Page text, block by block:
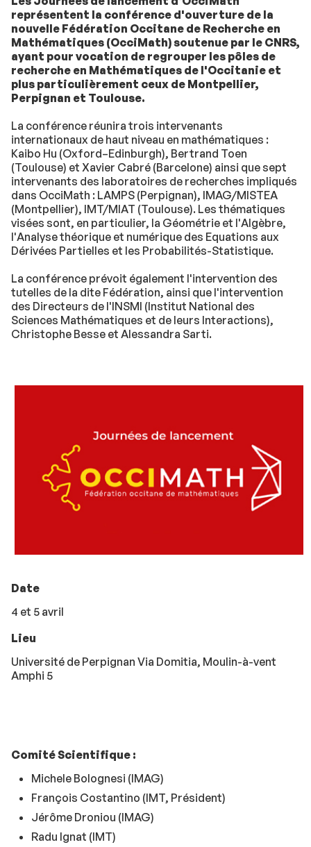
représentent la conférence d'ouverture de la
nouvelle Fédération Occitane de Recherche en
Mathématiques (OcciMath) soutenue par le CNRS,
ayant pour vocation de regrouper les pôles de
recherche en Mathématiques de l'Occitanie et
plus particulièrement ceux de Montpellier,
Perpignan et Toulouse.
La conférence réunira trois intervenants
internationaux de haut niveau en mathématiques :
Kaibo Hu (Oxford–Edinburgh), Bertrand Toen
(Toulouse) et Xavier Cabré (Barcelone) ainsi que sept
intervenants des laboratoires de recherches impliqués
dans OcciMath : LAMPS (Perpignan), IMAG/MISTEA
(Montpellier), IMT/MIAT (Toulouse). Les thématiques
visées sont, en particulier, la Géométrie et l'Algèbre,
l'Analyse théorique et numérique des Equations aux
Dérivées Partielles et les Probabilités-Statistique.
La conférence prévoit également l'intervention des
tutelles de la dite Fédération, ainsi que l'intervention
des Directeurs de l'INSMI (Institut National des
Sciences Mathématiques et de leurs Interactions),
Christophe Besse et Alessandra Sarti.
Date
4 et 5 avril
Lieu
Université de Perpignan Via Domitia, Moulin-à-vent
Amphi 5
Comité Scientifique :
Michele Bolognesi (IMAG)
François Costantino (IMT, Président)
Jérôme Droniou (IMAG)
Radu Ignat (IMT)